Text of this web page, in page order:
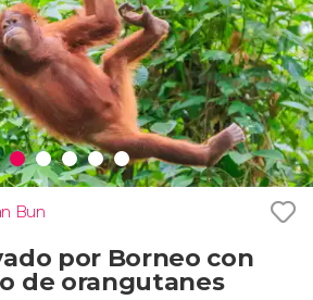
Bun
por Borneo con
de orangutanes